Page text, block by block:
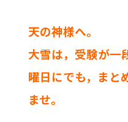
天の神様へ。
大雪は，受験が一
曜日にでも，まと
ませ。